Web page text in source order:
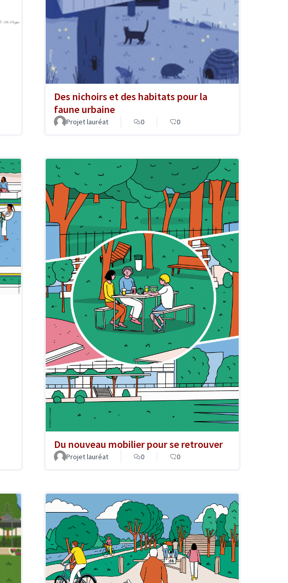
Des nichoirs et des habitats pour la
faune urbaine
Projet lauréat 0 0
Du nouveau mobilier pour se retrouver
Projet lauréat 0 0